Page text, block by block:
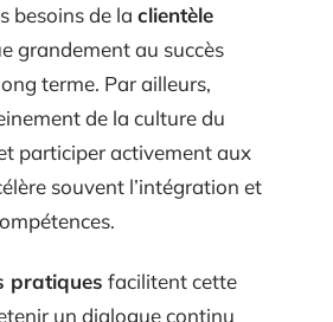
besoins de la clientèle
grandement au succès
terme. Par ailleurs,
de la culture du
participer activement aux
souvent l’intégration et
pratiques facilitent cette
un dialogue continu